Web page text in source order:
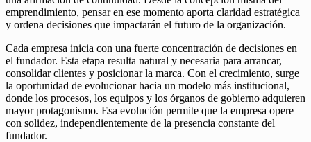
emprendimiento, pensar en ese momento aporta claridad estratégica
y ordena decisiones que impactarán el futuro de la organización.
Cada empresa inicia con una fuerte concentración de decisiones en
el fundador. Esta etapa resulta natural y necesaria para arrancar,
consolidar clientes y posicionar la marca. Con el crecimiento, surge
la oportunidad de evolucionar hacia un modelo más institucional,
donde los procesos, los equipos y los órganos de gobierno adquieren
mayor protagonismo. Esa evolución permite que la empresa opere
con solidez, independientemente de la presencia constante del
fundador.